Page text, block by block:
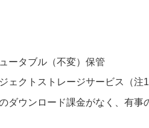
ータブル（不変）保管
ェクトストレージサービス（注1
ダウンロード課金がなく、有事